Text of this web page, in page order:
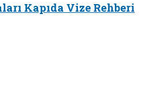
Kapıda Vize Rehberi